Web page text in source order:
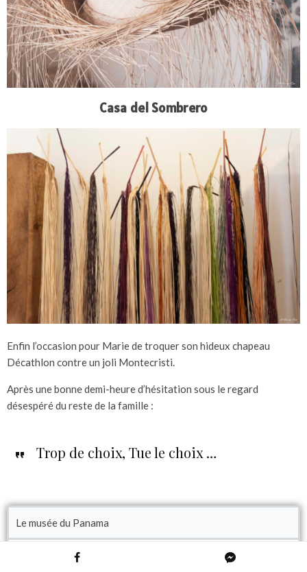
Casa del Sombrero
Enfin l’occasion pour Marie de troquer son hideux chapeau
Décathlon contre un joli Montecristi.
Après une bonne demi-heure d’hésitation sous le regard
désespéré du reste de la famille :
Trop de choix, Tue le choix …
Le musée du Panama
calle Larga, à quelques pas du » Mercado X de Agosto »